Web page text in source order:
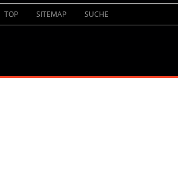
TOP SITEMAP SUCHE